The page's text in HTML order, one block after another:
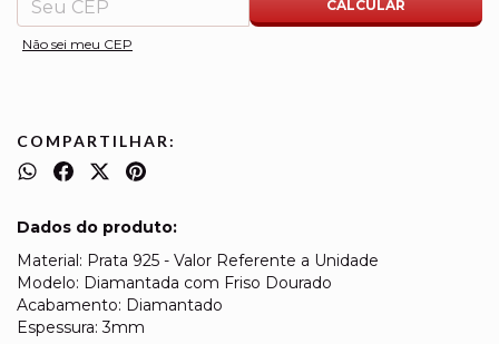
CALCULAR
Não sei meu CEP
COMPARTILHAR:
Dados do produto:
Material: Prata 925 - Valor Referente a Unidade
Modelo: Diamantada com Friso Dourado
Acabamento: Diamantado
Espessura: 3mm